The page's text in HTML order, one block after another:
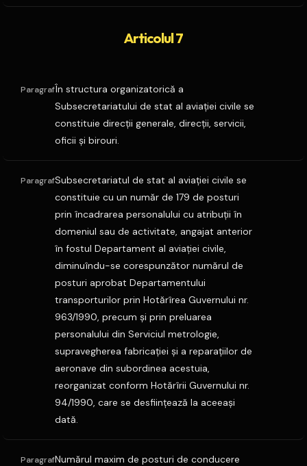
Articolul 7
ParagrafÎn structura organizatorică a
Subsecretariatului de stat al aviaţiei civile se
constituie direcţii generale, direcţii, servicii,
oficii şi birouri.
ParagrafSubsecretariatul de stat al aviaţiei civile se
constituie cu un număr de 179 de posturi
prin încadrarea personalului cu atribuţii în
domeniul sau de activitate, angajat anterior
în fostul Departament al aviaţiei civile,
diminuîndu-se corespunzător numărul de
posturi aprobat Departamentului
transporturilor prin Hotărîrea Guvernului nr.
963/1990, precum şi prin preluarea
personalului din Serviciul metrologie,
supravegherea fabricaţiei şi a reparaţiilor de
aeronave din subordinea acestuia,
reorganizat conform Hotărîrii Guvernului nr.
94/1990, care se desfiinţează la aceeaşi
dată.
ParagrafNumărul maxim de posturi de conducere